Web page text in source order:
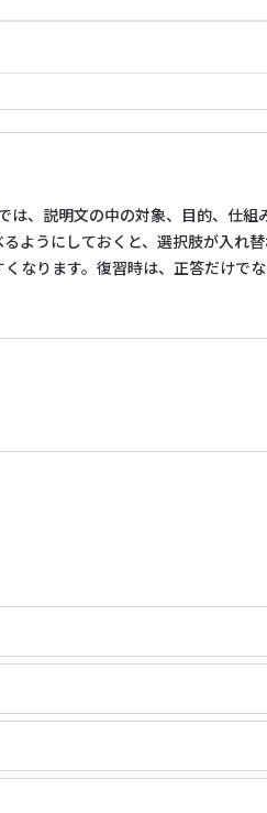
、説明文の中の対象、目的、仕組
ようにしておくと、選択肢が入れ
なります。復習時は、正答だけで